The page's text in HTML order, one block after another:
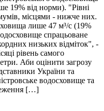
19% від норми). "Рівні
місцями - нижче них.
лише 47 м³/с (19%
спрацьоване
низьких відміток", -
рівень самого
Аби оцінити загрозу
України та
водосховище та
[…]